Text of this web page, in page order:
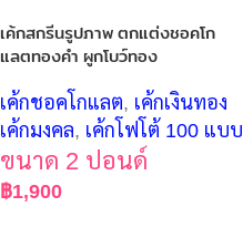
เค้กสกรีนรูปภาพ ตกแต่งชอคโก
แลตทองคำ ผูกโบว์ทอง
เค้กชอคโกแลต, เค้กเงินทอง
เค้กมงคล, เค้กโฟโต้ 100 แบบ
ขนาด 2 ปอนด์
฿1,900